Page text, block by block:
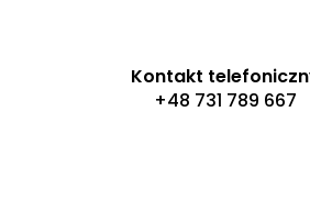
Kontakt
+48 731 789 667